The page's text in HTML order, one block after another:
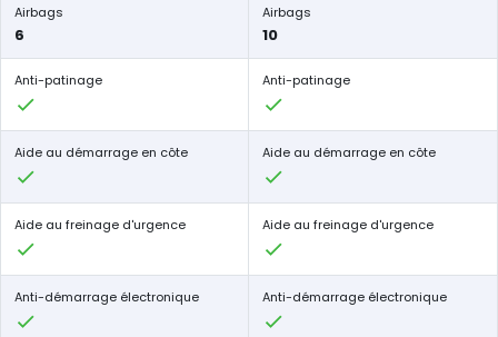
Airbags
6
Airbags
10
Anti-patinage Anti-patinage
Aide au démarrage en côte Aide au démarrage en côte
Aide au freinage d'urgence Aide au freinage d'urgence
Anti-démarrage électronique Anti-démarrage électronique